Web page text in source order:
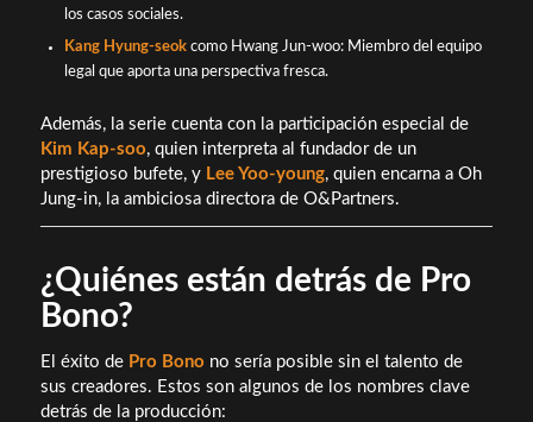
los casos sociales.
Kang Hyung-seokcomo Hwang Jun-woo: Miembro del equipo
legal que aporta una perspectiva fresca.
Además, la serie cuenta con la participación especial de
Kim Kap-soo, quien interpreta al fundador de un
prestigioso bufete, y Lee Yoo-young, quien encarna a Oh
Jung-in, la ambiciosa directora de O&Partners.
¿Quiénes están detrás de Pro
Bono?
El éxito de Pro Bono no sería posible sin el talento de
sus creadores. Estos son algunos de los nombres clave
detrás de la producción: